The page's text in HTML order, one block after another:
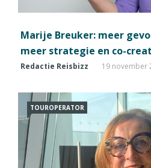
Marije Breuker: meer
meer strategie en co-
Redactie Reisbizz 19 november
TOUROPERATOR